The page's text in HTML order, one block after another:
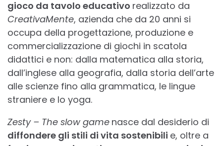
gioco da tavolo educativo realizzato da
CreativaMente, azienda che da 20 anni si
occupa della progettazione, produzione e
commercializzazione di giochi in scatola
didattici e non: dalla matematica alla storia,
dall’inglese alla geografia, dalla storia dell’arte
alle scienze fino alla grammatica, le lingue
straniere e lo yoga.
Zesty – The slow game nasce dal desiderio di
diffondere gli stili di vita sostenibili e, oltre a